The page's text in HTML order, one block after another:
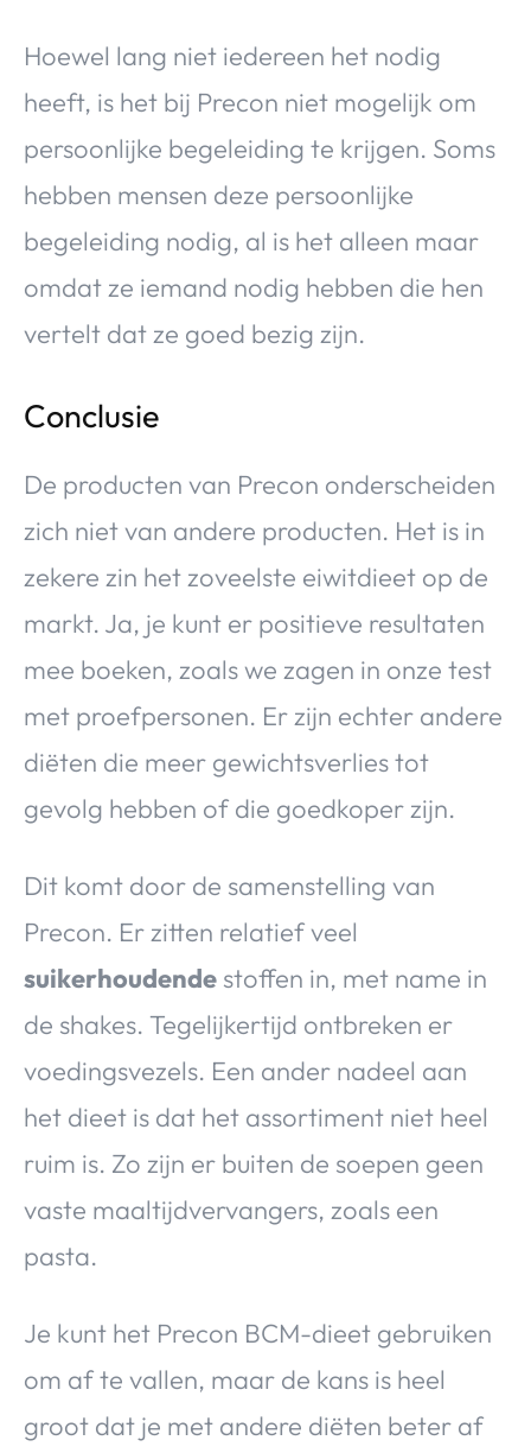
Hoewel lang niet iedereen het nodig
heeft, is het bij Precon niet mogelijk om
persoonlijke begeleiding te krijgen. Soms
hebben mensen deze persoonlijke
begeleiding nodig, al is het alleen maar
omdat ze iemand nodig hebben die hen
vertelt dat ze goed bezig zijn.
Conclusie
De producten van Precon onderscheiden
zich niet van andere producten. Het is in
zekere zin het zoveelste eiwitdieet op de
markt. Ja, je kunt er positieve resultaten
mee boeken, zoals we zagen in onze test
met proefpersonen. Er zijn echter andere
diëten die meer gewichtsverlies tot
gevolg hebben of die goedkoper zijn.
Dit komt door de samenstelling van
Precon. Er zitten relatief veel
suikerhoudende stoffen in, met name in
de shakes. Tegelijkertijd ontbreken er
voedingsvezels. Een ander nadeel aan
het dieet is dat het assortiment niet heel
ruim is. Zo zijn er buiten de soepen geen
vaste maaltijdvervangers, zoals een
pasta.
Je kunt het Precon BCM-dieet gebruiken
om af te vallen, maar de kans is heel
groot dat je met andere diëten beter af